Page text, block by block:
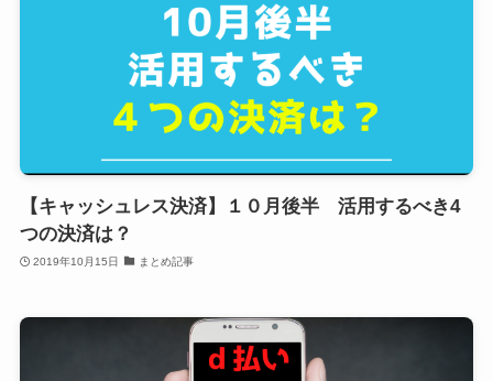
【キャッシュレス決済】１０月後半 活用するべき4
つの決済は？
2019年10月15日 まとめ記事